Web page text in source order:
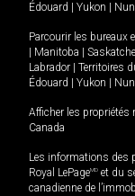
Édouard
Yukon
Parcourir les bureaux
Manitoba
Labrador
Territoires
Édouard
Yukon
Afficher les propriétés
Canada
Les informations des
Royal LePageMD et du
canadienne de